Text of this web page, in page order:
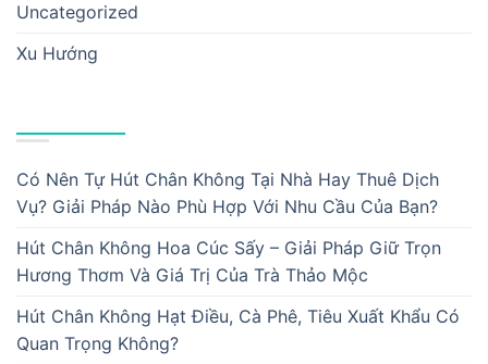
Uncategorized
Xu Hướng
Có Nên Tự Hút Chân Không Tại Nhà Hay Thuê Dịch
Vụ? Giải Pháp Nào Phù Hợp Với Nhu Cầu Của Bạn?
Hút Chân Không Hoa Cúc Sấy – Giải Pháp Giữ Trọn
Hương Thơm Và Giá Trị Của Trà Thảo Mộc
Hút Chân Không Hạt Điều, Cà Phê, Tiêu Xuất Khẩu Có
Quan Trọng Không?